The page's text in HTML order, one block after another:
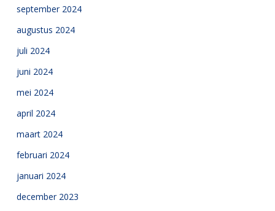
september 2024
augustus 2024
juli 2024
juni 2024
mei 2024
april 2024
maart 2024
februari 2024
januari 2024
december 2023